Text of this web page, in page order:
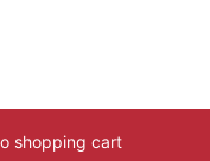
shopping cart